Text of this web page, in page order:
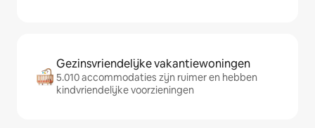
Gezinsvriendelijke vakantiewoningen
5.010 accommodaties zijn ruimer en hebben
kindvriendelijke voorzieningen